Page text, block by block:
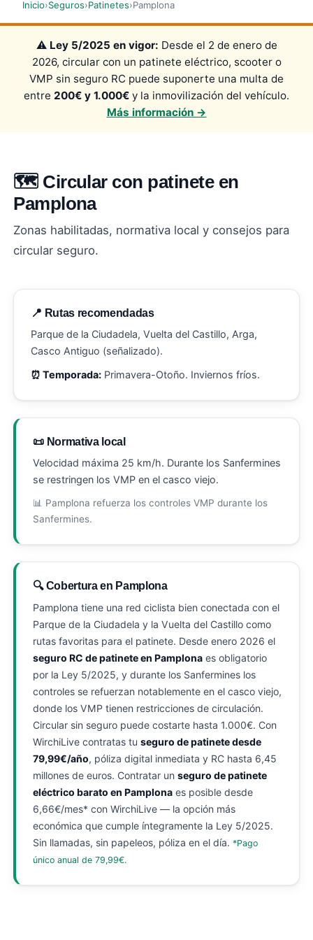
Inicio›Seguros›Patinetes›Pamplona
⚠️ Ley 5/2025 en vigor: Desde el 2 de enero de
2026, circular con un patinete eléctrico, scooter o
VMP sin seguro RC puede suponerte una multa de
entre 200€ y 1.000€ y la inmovilización del vehículo.
Más información →
🗺️ Circular con patinete en
Pamplona
Zonas habilitadas, normativa local y consejos para
circular seguro.
📍 Rutas recomendadas
Parque de la Ciudadela, Vuelta del Castillo, Arga,
Casco Antiguo (señalizado).
⏰ Temporada: Primavera-Otoño. Inviernos fríos.
📜 Normativa local
Velocidad máxima 25 km/h. Durante los Sanfermines
se restringen los VMP en el casco viejo.
📊 Pamplona refuerza los controles VMP durante los
Sanfermines.
🔍 Cobertura en Pamplona
Pamplona tiene una red ciclista bien conectada con el
Parque de la Ciudadela y la Vuelta del Castillo como
rutas favoritas para el patinete. Desde enero 2026 el
seguro RC de patinete en Pamplona es obligatorio
por la Ley 5/2025, y durante los Sanfermines los
controles se refuerzan notablemente en el casco viejo,
donde los VMP tienen restricciones de circulación.
Circular sin seguro puede costarte hasta 1.000€. Con
WirchiLive contratas tuseguro de patinete desde
79,99€/año, póliza digital inmediata y RC hasta 6,45
millones de euros. Contratar unseguro de patinete
eléctrico barato en Pamplona es posible desde
6,66€/mes* con WirchiLive — la opción más
económica que cumple íntegramente la Ley 5/2025.
Sin llamadas, sin papeleos, póliza en el día.*Pago
único anual de 79,99€.